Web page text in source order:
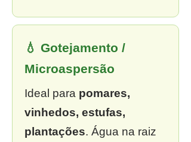
💧 Gotejamento /
Microaspersão
Ideal para pomares,
vinhedos, estufas,
plantações. Água na raiz